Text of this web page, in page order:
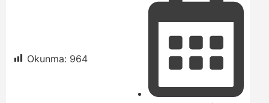
Okunma: 964